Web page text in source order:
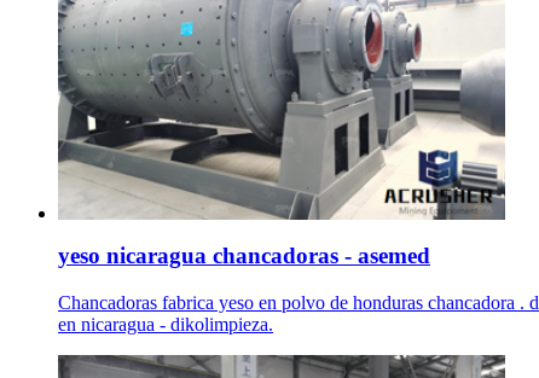
yeso nicaragua chancadoras - asemed
Chancadoras fabrica yeso en polvo de honduras chancadora
en nicaragua - dikolimpieza.